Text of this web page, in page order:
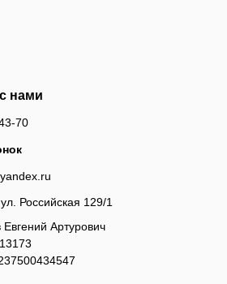
Артурович
нами
70
Российская 129/1